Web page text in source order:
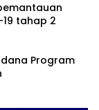
tahap 2
Program